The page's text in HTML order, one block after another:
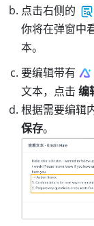
点击右侧的
你将在弹窗中
本。
要编辑带有
文本，点击 编
根据需要编辑
保存。